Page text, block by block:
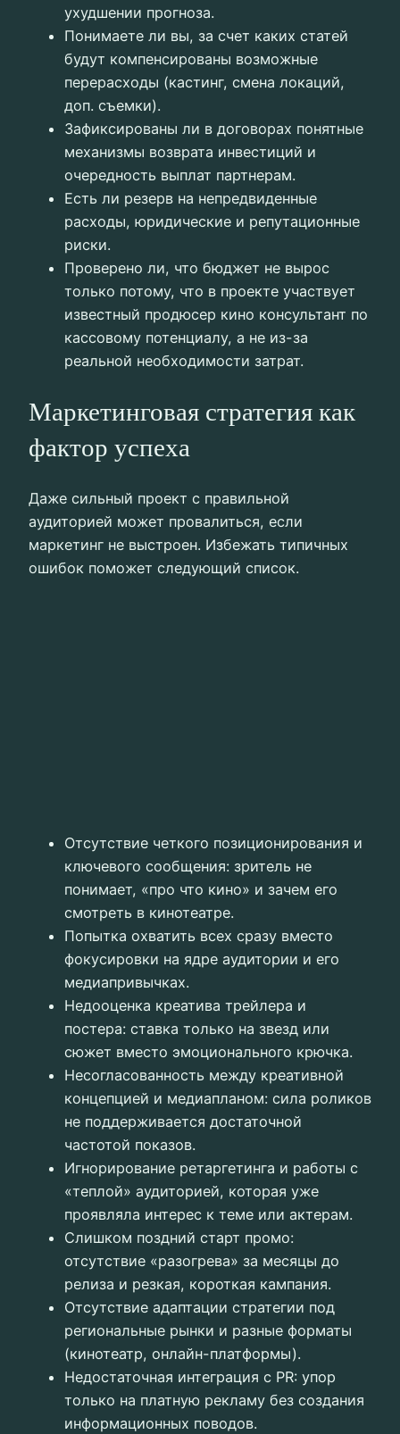
ухудшении прогноза.
Понимаете ли вы, за счет каких статей
будут компенсированы возможные
перерасходы (кастинг, смена локаций,
доп. съемки).
Зафиксированы ли в договорах понятные
механизмы возврата инвестиций и
очередность выплат партнерам.
Есть ли резерв на непредвиденные
расходы, юридические и репутационные
риски.
Проверено ли, что бюджет не вырос
только потому, что в проекте участвует
известный продюсер кино консультант по
кассовому потенциалу, а не из-за
реальной необходимости затрат.
Маркетинговая стратегия как
фактор успеха
Даже сильный проект с правильной
аудиторией может провалиться, если
маркетинг не выстроен. Избежать типичных
ошибок поможет следующий список.
Отсутствие четкого позиционирования и
ключевого сообщения: зритель не
понимает, «про что кино» и зачем его
смотреть в кинотеатре.
Попытка охватить всех сразу вместо
фокусировки на ядре аудитории и его
медиапривычках.
Недооценка креатива трейлера и
постера: ставка только на звезд или
сюжет вместо эмоционального крючка.
Несогласованность между креативной
концепцией и медиапланом: сила роликов
не поддерживается достаточной
частотой показов.
Игнорирование ретаргетинга и работы с
«теплой» аудиторией, которая уже
проявляла интерес к теме или актерам.
Слишком поздний старт промо:
отсутствие «разогрева» за месяцы до
релиза и резкая, короткая кампания.
Отсутствие адаптации стратегии под
региональные рынки и разные форматы
(кинотеатр, онлайн-платформы).
Недостаточная интеграция с PR: упор
только на платную рекламу без создания
информационных поводов.